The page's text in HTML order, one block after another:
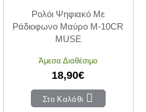
Ρολόι Ψηφιακό Με
Ράδιοφωνο Μαύρο M-10CR
MUSE
Άμεσα Διαθέσιμο
18,90€
Στο Καλάθι